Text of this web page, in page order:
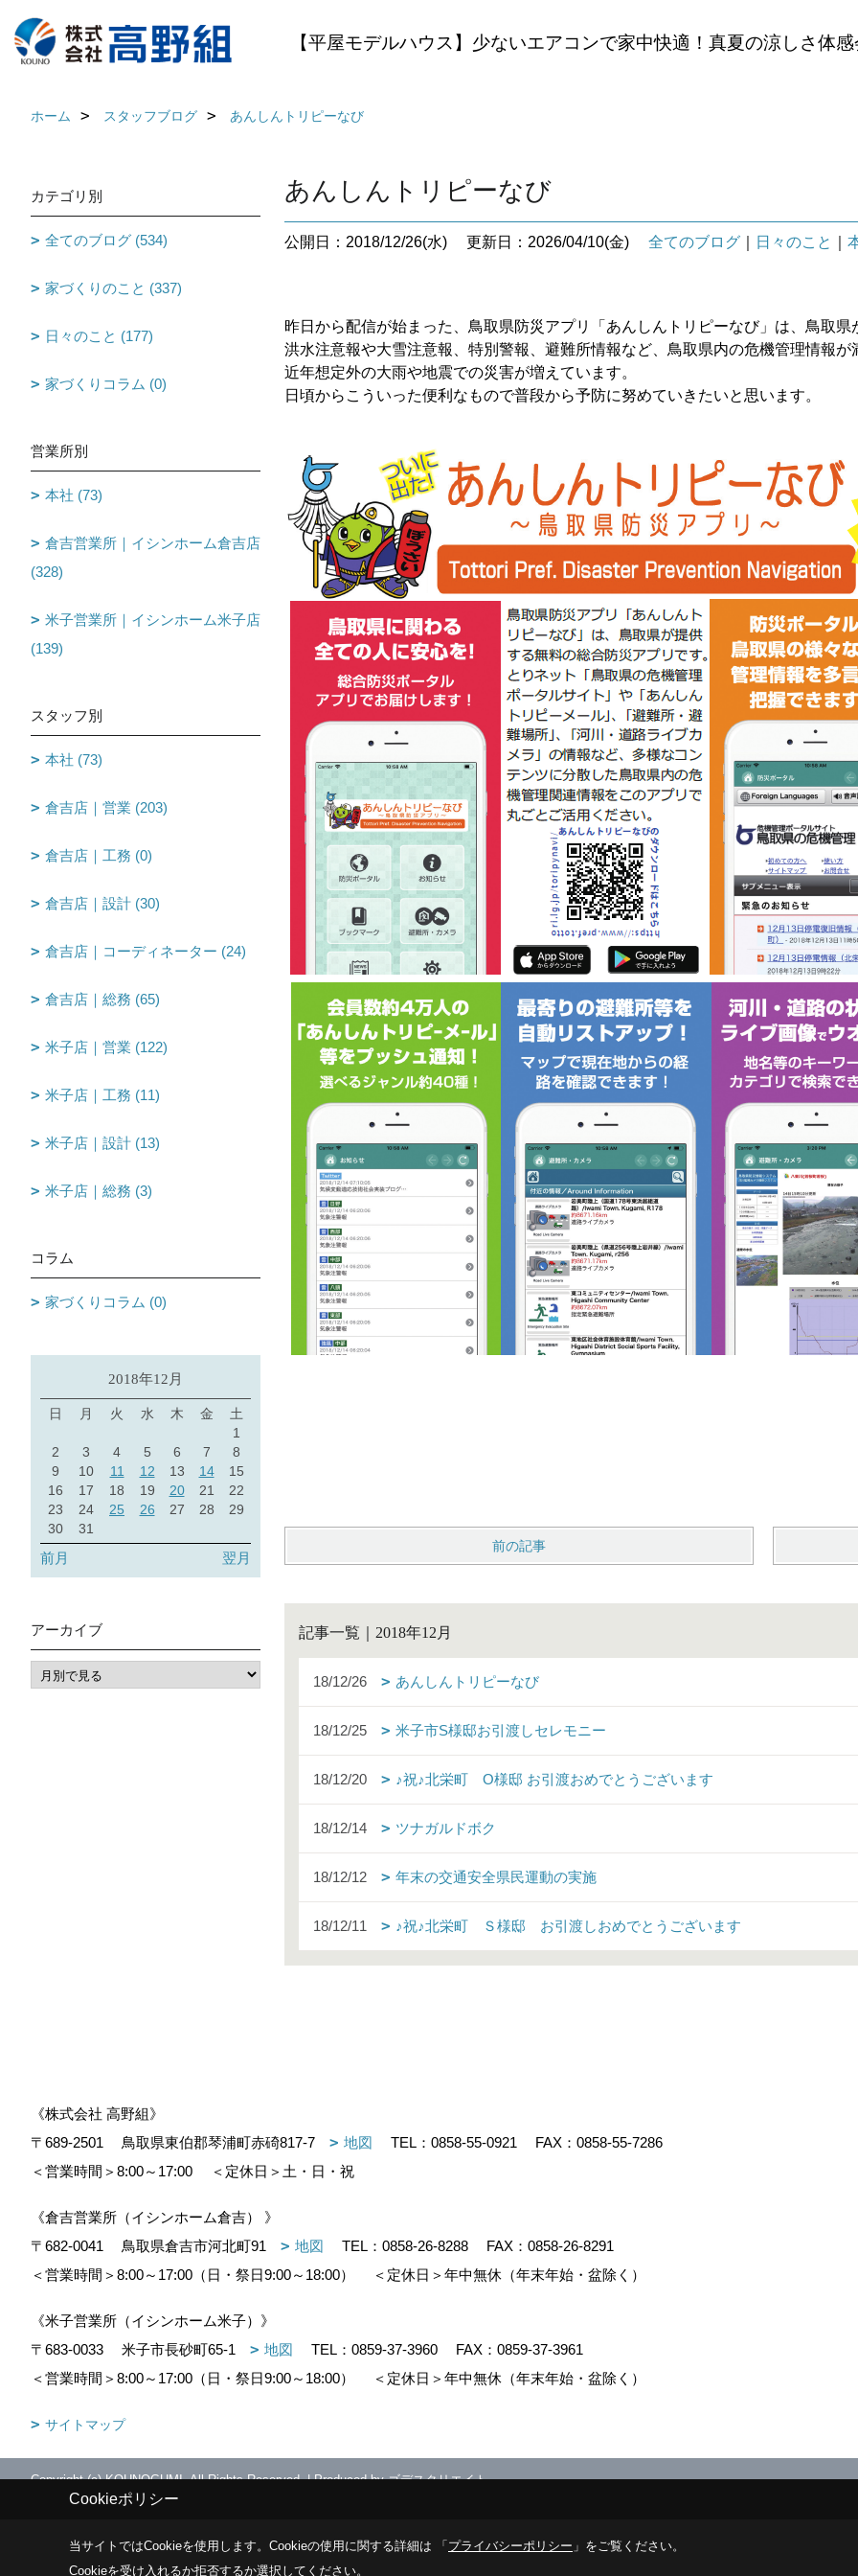
【平屋モデルハウス】少ないエアコンで家中快適！真夏の涼しさ体感
ホーム スタッフブログ あんしんトリピーなび
あんしんトリピーなび
公開日：2018/12/26(水) 更新日：2026/04/10(金) 全てのブログ 日々のこと
昨日から配信が始まった、鳥取県防災アプリ「あんしんトリピーなび」は、鳥取
洪水注意報や大雪注意報、特別警報、避難所情報など、鳥取県内の危機管理情報が
近年想定外の大雨や地震での災害が増えています。
日頃からこういった便利なもので普段から予防に努めていきたいと思います。
前の記事
記事一覧｜2018年12月
18/12/26 あんしんトリピーなび
18/12/25 米子市S様邸お引渡しセレモニー
18/12/20 ♪祝♪北栄町 O様邸 お引渡おめでとうございます
18/12/14 ツナガルドボク
18/12/12 年末の交通安全県民運動の実施
18/12/11 ♪祝♪北栄町 Ｓ様邸 お引渡しおめでとうございます
カテゴリ別
全てのブログ (534)
家づくりのこと (337)
日々のこと (177)
家づくりコラム (0)
営業所別
本社 (73)
倉吉営業所｜イシンホーム倉吉店
(328)
米子営業所｜イシンホーム米子店
(139)
スタッフ別
本社 (73)
倉吉店｜営業 (203)
倉吉店｜工務 (0)
倉吉店｜設計 (30)
倉吉店｜コーディネーター (24)
倉吉店｜総務 (65)
米子店｜営業 (122)
米子店｜工務 (11)
米子店｜設計 (13)
米子店｜総務 (3)
コラム
家づくりコラム (0)
2018年12月
日 月 火 水 木 金
土
1
2
3 4 5 6 7
8
9
10 11 12 13 14
15
16
17 18 19 20 21
22
23
24 25 26 27 28
29
30
31
前月 翌月
アーカイブ
《株式会社 高野組》
〒689-2501
鳥取県東伯郡琴浦町赤碕817-7 地図 TEL： 0858-55-0921
FAX：0858-55-7286
＜営業時間＞8:00～17:00
＜定休日＞土・日・祝
《倉吉営業所（イシンホーム倉吉） 》
〒682-0041
鳥取県倉吉市河北町91 地図 TEL： 0858-26-8288
FAX：0858-26-8291
＜営業時間＞8:00～17:00（日・祭日9:00～18:00）
＜定休日＞年中無休（年末年始・盆除く）
《米子営業所（イシンホーム米子）》
〒683-0033
米子市長砂町65-1 地図 TEL： 0859-37-3960
FAX：0859-37-3961
＜営業時間＞8:00～17:00（日・祭日9:00～18:00）
＜定休日＞年中無休（年末年始・盆除く）
サイトマップ
Copyright (c) KOUNOGUMI. All Rights Reserved.|Produced byゴデスクリエイト
Cookieポリシー
当サイトではCookieを使用します。 Cookieの使用に関する詳細は 「 プライバシーポリシー 」をご覧ください。
Cookieを受け入れるか拒否するか選択してください。